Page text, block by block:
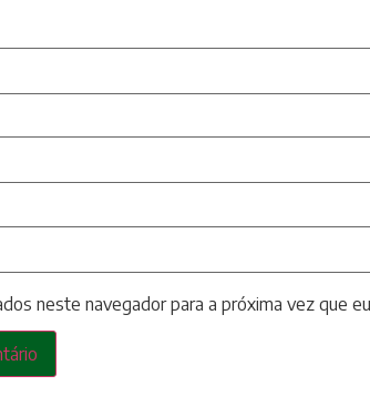
neste navegador para a próxima vez que